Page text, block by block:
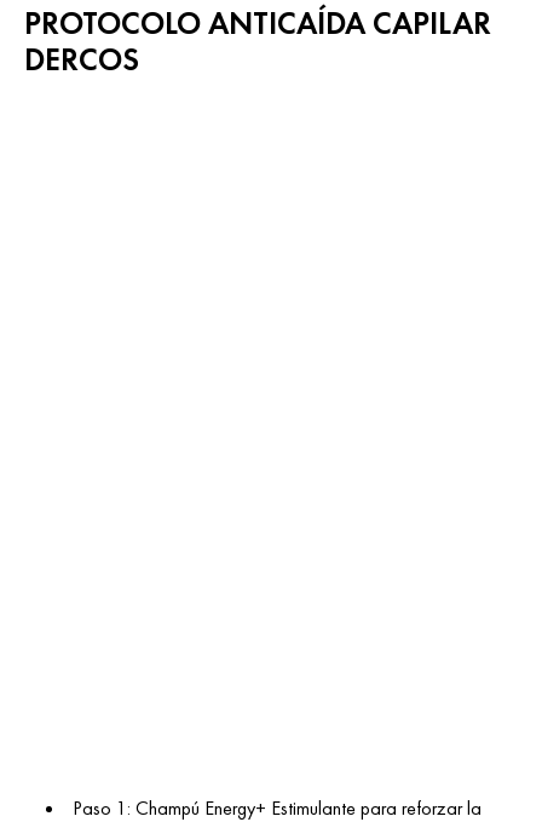
PROTOCOLO ANTICAÍDA CAPILAR
DERCOS
Paso 1: Champú Energy+ Estimulante para reforzar la